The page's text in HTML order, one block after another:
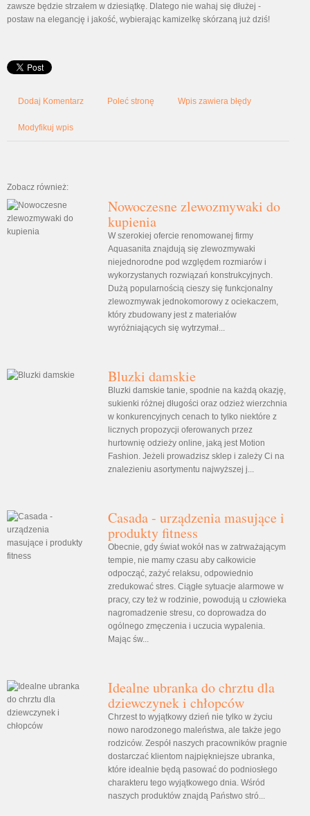
zawsze będzie strzałem w dziesiątkę. Dlatego nie wahaj się dłużej -
postaw na elegancję i jakość, wybierając kamizelkę skórzaną już dziś!
Dodaj Komentarz Poleć stronę Wpis zawiera błędy
Modyfikuj wpis
Zobacz również:
Nowoczesne zlewozmywaki do
kupienia
W szerokiej ofercie renomowanej firmy
Aquasanita znajdują się zlewozmywaki
niejednorodne pod względem rozmiarów i
wykorzystanych rozwiązań konstrukcyjnych.
Dużą popularnością cieszy się funkcjonalny
zlewozmywak jednokomorowy z ociekaczem,
który zbudowany jest z materiałów
wyróżniających się wytrzymał...
Bluzki damskie
Bluzki damskie tanie, spodnie na każdą okazję,
sukienki różnej długości oraz odzież wierzchnia
w konkurencyjnych cenach to tylko niektóre z
licznych propozycji oferowanych przez
hurtownię odzieży online, jaką jest Motion
Fashion. Jeżeli prowadzisz sklep i zależy Ci na
znalezieniu asortymentu najwyższej j...
Casada - urządzenia masujące i
produkty fitness
Obecnie, gdy świat wokół nas w zatrważającym
tempie, nie mamy czasu aby całkowicie
odpocząć, zażyć relaksu, odpowiednio
zredukować stres. Ciągłe sytuacje alarmowe w
pracy, czy też w rodzinie, powodują u człowieka
nagromadzenie stresu, co doprowadza do
ogólnego zmęczenia i uczucia wypalenia.
Mając św...
Idealne ubranka do chrztu dla
dziewczynek i chłopców
Chrzest to wyjątkowy dzień nie tylko w życiu
nowo narodzonego maleństwa, ale także jego
rodziców. Zespół naszych pracowników pragnie
dostarczać klientom najpiękniejsze ubranka,
które idealnie będą pasować do podniosłego
charakteru tego wyjątkowego dnia. Wśród
naszych produktów znajdą Państwo stró...